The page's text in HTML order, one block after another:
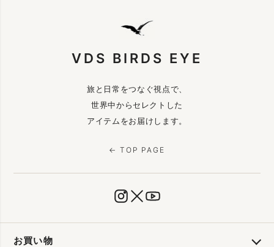
VDS BIRDS EYE
旅と日常をつなぐ視点で、
世界中からセレクトした
アイテムをお届けします。
← TOP PAGE
お買い物